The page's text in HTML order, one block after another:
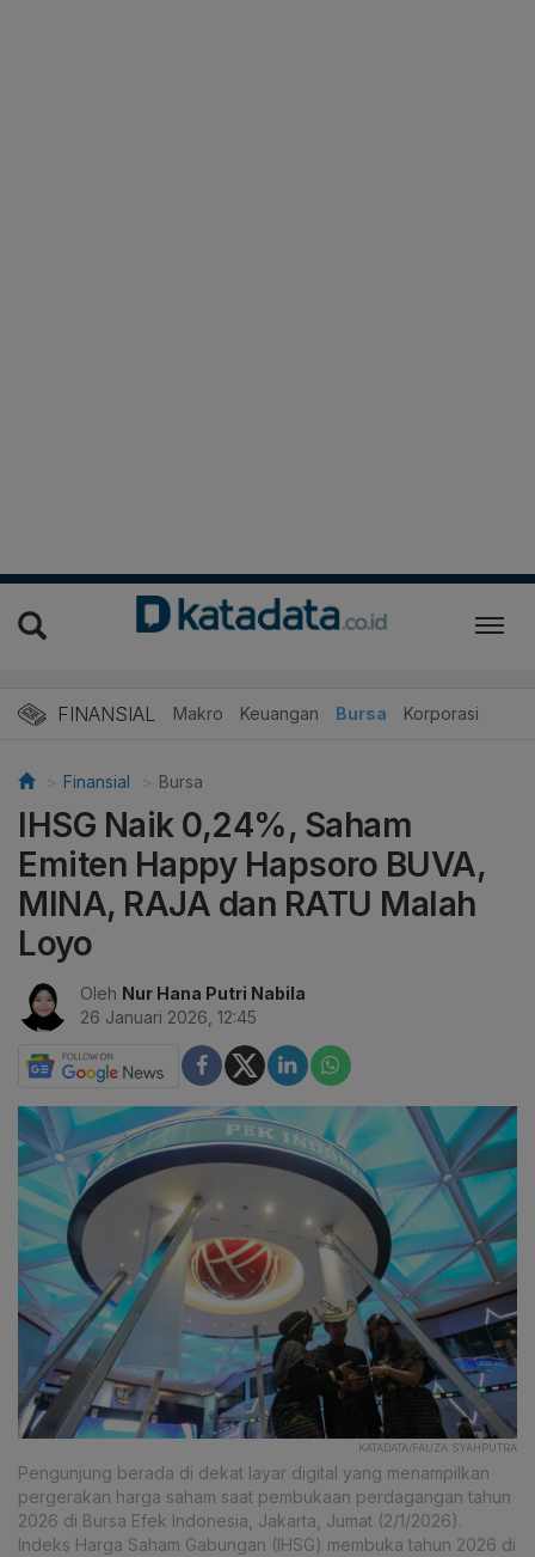
FINANSIAL Makro Keuangan Bursa Korporasi
Finansial Bursa
IHSG Naik 0,24%, Saham
Emiten Happy Hapsoro BUVA,
MINA, RAJA dan RATU Malah
Loyo
Oleh Nur Hana Putri Nabila
26 Januari 2026, 12:45
KATADATA/FAUZA SYAHPUTRA
Pengunjung berada di dekat layar digital yang menampilkan
pergerakan harga saham saat pembukaan perdagangan tahun
2026 di Bursa Efek Indonesia, Jakarta, Jumat (2/1/2026).
Indeks Harga Saham Gabungan (IHSG) membuka tahun 2026 di